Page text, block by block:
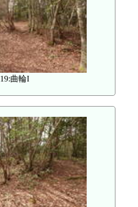
19:曲輪I